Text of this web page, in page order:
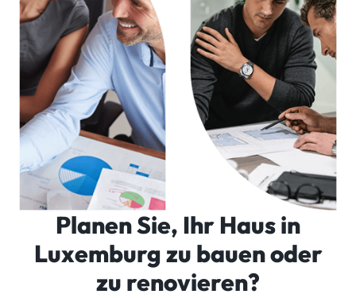
Planen Sie, Ihr Haus in
Luxemburg zu bauen oder
zu renovieren?